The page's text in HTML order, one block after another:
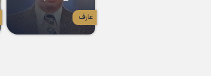
عارف